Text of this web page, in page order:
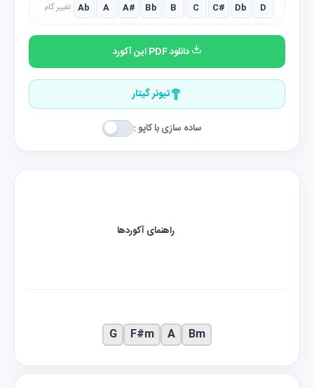
تغییر گام: Ab A A# Bb B C C# Db D
دانلود PDF این آکورد
تیونر گیتار
ساده سازی با کاپو :
راهنمای آکوردها
Bm
A
F#m
G